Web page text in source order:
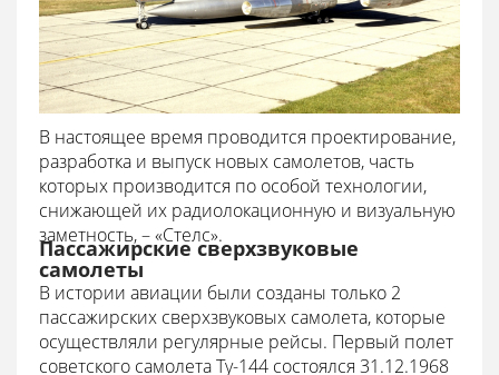
В настоящее время проводится проектирование,
разработка и выпуск новых самолетов, часть
которых производится по особой технологии,
снижающей их радиолокационную и визуальную
заметность, – «Стелс».
Пассажирские сверхзвуковые
самолеты
В истории авиации были созданы только 2
пассажирских сверхзвуковых самолета, которые
осуществляли регулярные рейсы. Первый полет
советского самолета Ту-144 состоялся 31.12.1968